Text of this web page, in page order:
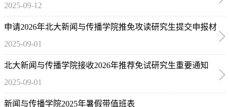
说明
2025-09-12
申请2026年北大新闻与传播学院推免攻读研究生提交申报材
料须知
2025-09-01
北大新闻与传播学院接收2026年推荐免试研究生重要通知
2025-09-01
新闻与传播学院2025年暑假带值班表